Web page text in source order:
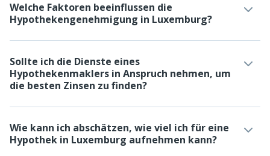
Welche Faktoren beeinflussen die
Hypothekengenehmigung in Luxemburg?
Sollte ich die Dienste eines
Hypothekenmaklers in Anspruch nehmen, um
die besten Zinsen zu finden?
Wie kann ich abschätzen, wie viel ich für eine
Hypothek in Luxemburg aufnehmen kann?